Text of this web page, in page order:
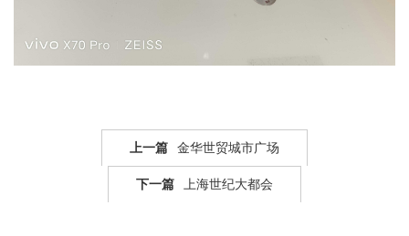
上一篇 金华世贸城市广场
下一篇 上海世纪大都会